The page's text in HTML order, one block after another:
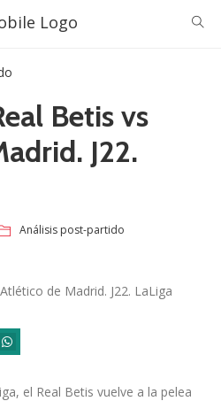
Betis vs
J22.
Análisis post-partido
el Real Betis vuelve a la pelea